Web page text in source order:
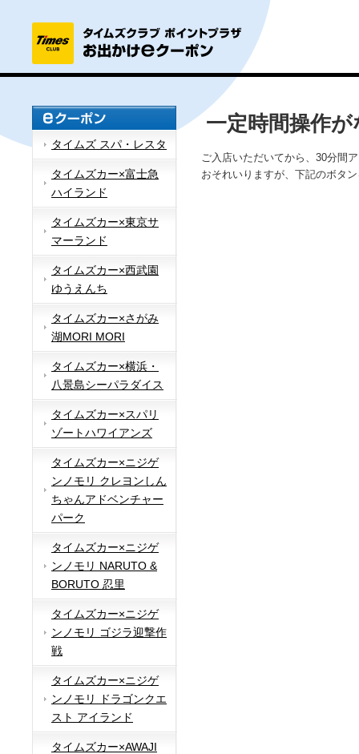
タイムズ スパ・レスタ
タイムズカー×富士急
ハイランド
タイムズカー×東京サ
マーランド
タイムズカー×西武園
ゆうえんち
タイムズカー×さがみ
湖MORI MORI
タイムズカー×横浜・
八景島シーパラダイス
タイムズカー×スパリ
ゾートハワイアンズ
タイムズカー×ニジゲ
ンノモリ クレヨンしん
ちゃんアドベンチャー
パーク
タイムズカー×ニジゲ
ンノモリ NARUTO &
BORUTO 忍里
タイムズカー×ニジゲ
ンノモリ ゴジラ迎撃作
戦
タイムズカー×ニジゲ
ンノモリ ドラゴンクエ
スト アイランド
タイムズカー×AWAJI
一定時間操作
ご入店いただいてから、30分間
おそれいりますが、下記のボタ